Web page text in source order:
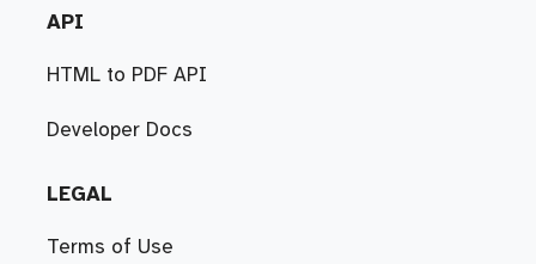
API
HTML to PDF API
Developer Docs
LEGAL
Terms of Use